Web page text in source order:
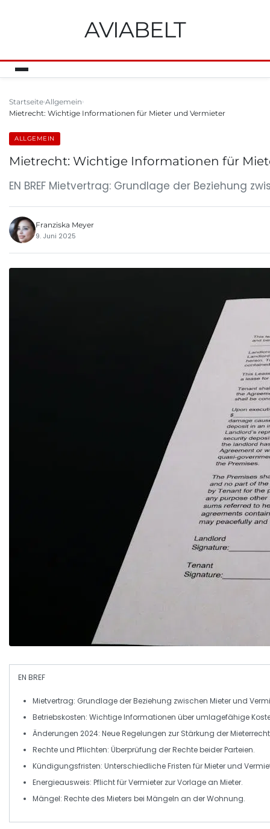
AVIABELT
Startseite Allgemein
Mietrecht: Wichtige Informationen für Mieter und Vermieter
ALLGEMEIN
Mietrecht: Wichtige Informationen für
EN BREF Mietvertrag: Grundlage der Beziehung
Franziska Meyer
9. Juni 2025
EN BREF
Mietvertrag: Grundlage der Beziehung zwischen Mieter und
Betriebskosten: Wichtige Informationen über umlagefähige
Änderungen 2024: Neue Regelungen zur Stärkung der
Rechte und Pflichten: Überprüfung der Rechte beider Parteien.
Kündigungsfristen: Unterschiedliche Fristen für Mieter und
Energieausweis: Pflicht für Vermieter zur Vorlage an Mieter.
Mängel: Rechte des Mieters bei Mängeln an der Wohnung.